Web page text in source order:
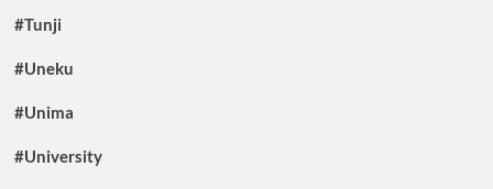
#Tunji
#Uneku
#Unima
#University